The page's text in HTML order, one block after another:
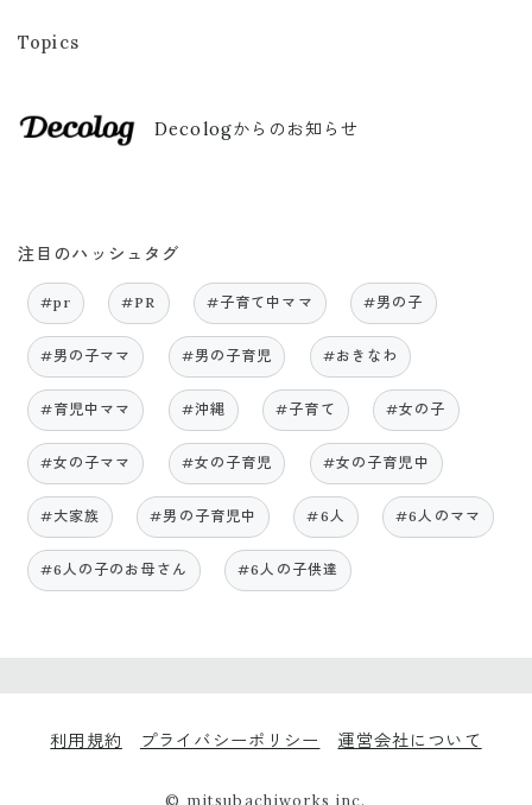
Topics
Decologからのお知らせ
注目のハッシュタグ
#pr #PR #子育て中ママ #男の子
#男の子ママ #男の子育児 #おきなわ
#育児中ママ #沖縄 #子育て #女の子
#女の子ママ #女の子育児 #女の子育児中
#大家族 #男の子育児中 #6人 #6人のママ
#6人の子のお母さん #6人の子供達
利用規約 プライバシーポリシー 運営会社について
© mitsubachiworks inc.